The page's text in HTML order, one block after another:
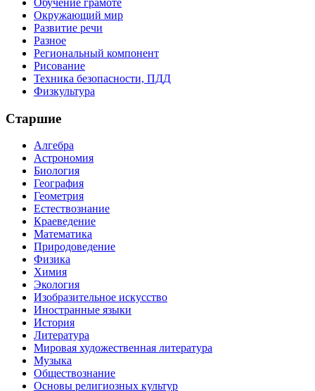
Окружающий мир
Развитие речи
Разное
Региональный компонент
Рисование
Техника безопасности, ПДД
Физкультура
Старшие
Алгебра
Астрономия
Биология
География
Геометрия
Естествознание
Краеведение
Математика
Природоведение
Физика
Химия
Экология
Изобразительное искусство
Иностранные языки
История
Литература
Мировая художественная литература
Музыка
Обществознание
Основы религиозных культур